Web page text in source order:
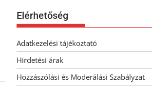
Elérhetőség
Adatkezelési tájékoztató
Hirdetési árak
Hozzászólási és Moderálási Szabályzat